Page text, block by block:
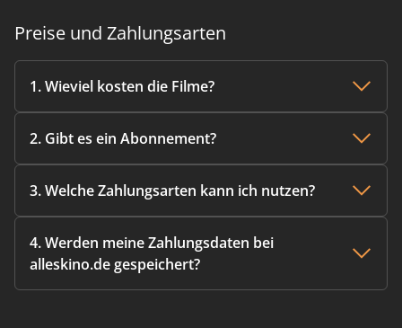
Preise und Zahlungsarten
1. Wieviel kosten die Filme?
2. Gibt es ein Abonnement?
3. Welche Zahlungsarten kann ich nutzen?
4. Werden meine Zahlungsdaten bei
alleskino.de gespeichert?